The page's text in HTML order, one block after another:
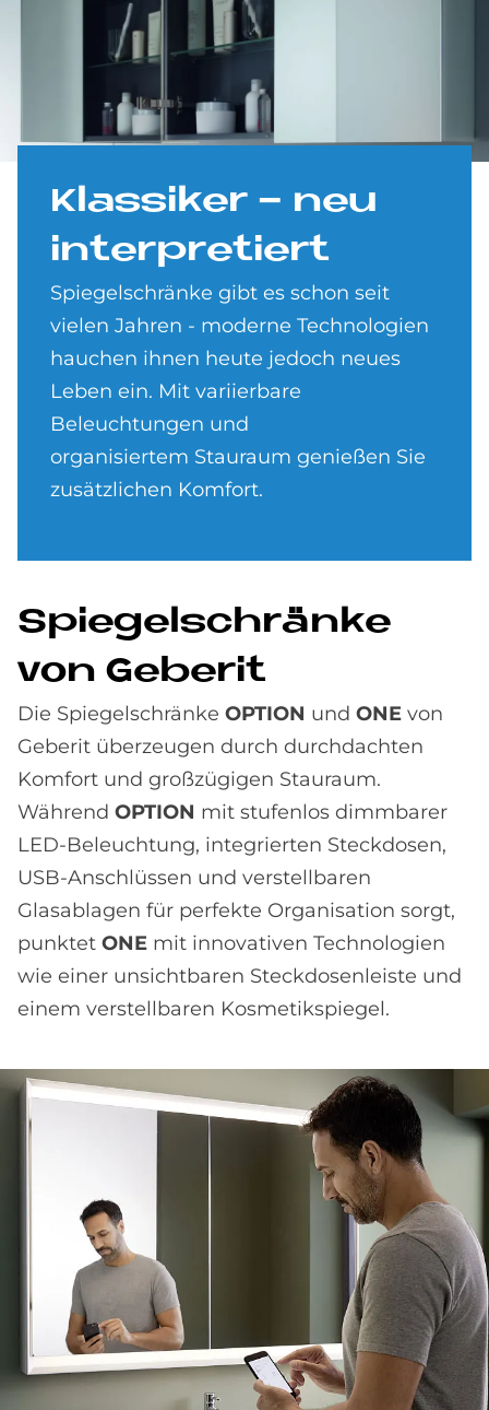
Klas­si­ker - neu
in­ter­pre­tiert
Spiegelschränke gibt es schon seit
vielen Jahren - moderne Technologien
hauchen ihnen heute jedoch neues
Leben ein. Mit variierbare
Beleuchtungen und
organisiertem Stauraum genießen Sie
zusätzlichen Komfort.
Spie­gel­schrän­ke
von Ge­be­rit
Die Spiegelschränke OPTION und ONE von
Geberit überzeugen durch durchdachten
Komfort und großzügigen Stauraum.
Während OPTION mit stufenlos dimmbarer
LED-Beleuchtung, integrierten Steckdosen,
USB-Anschlüssen und verstellbaren
Glasablagen für perfekte Organisation sorgt,
punktet ONE mit innovativen Technologien
wie einer unsichtbaren Steckdosenleiste und
einem verstellbaren Kosmetikspiegel.